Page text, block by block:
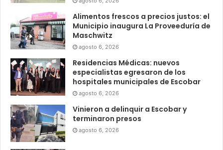
Alimentos frescos a precios justos: el
Municipio inaugura La Proveeduría de
Maschwitz
agosto 6, 2026
Residencias Médicas: nuevos
especialistas egresaron de los
hospitales municipales de Escobar
agosto 6, 2026
Vinieron a delinquir a Escobar y
terminaron presos
agosto 6, 2026